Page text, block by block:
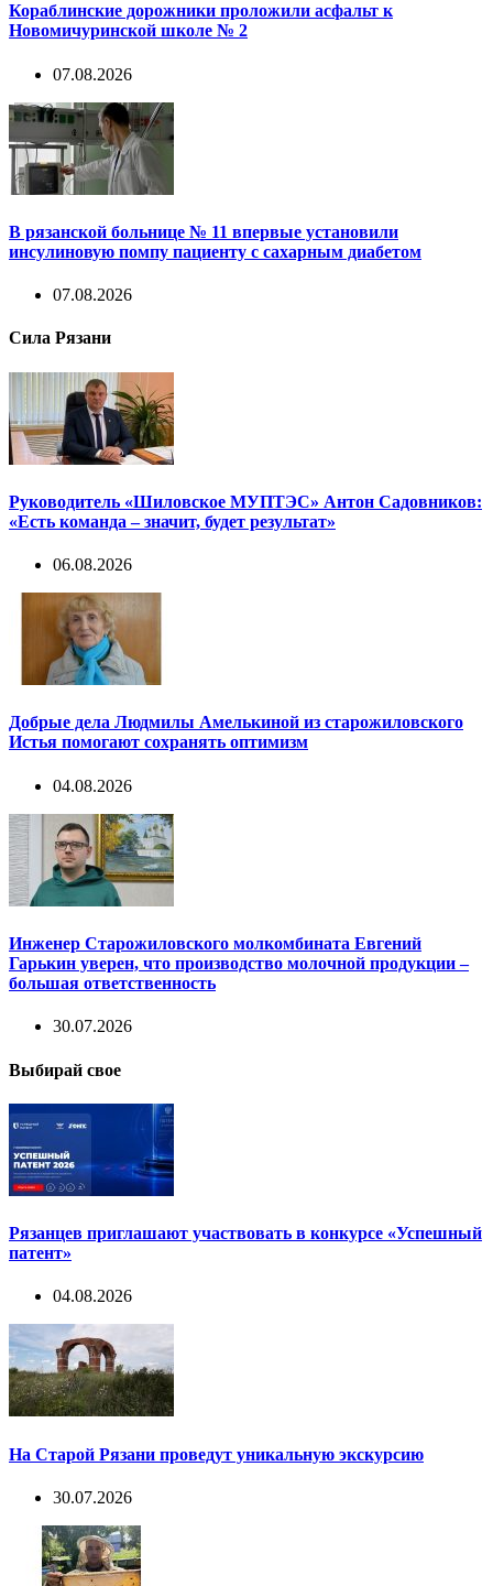
Кораблинские дорожники проложили асфальт к
Новомичуринской школе № 2
07.08.2026
В рязанской больнице № 11 впервые установили
инсулиновую помпу пациенту с сахарным диабетом
07.08.2026
Сила Рязани
Руководитель «Шиловское МУПТЭС» Антон Садовников:
«Есть команда – значит, будет результат»
06.08.2026
Добрые дела Людмилы Амелькиной из старожиловского
Истья помогают сохранять оптимизм
04.08.2026
Инженер Старожиловского молкомбината Евгений
Гарькин уверен, что производство молочной продукции –
большая ответственность
30.07.2026
Выбирай свое
Рязанцев приглашают участвовать в конкурсе «Успешный
патент»
04.08.2026
На Старой Рязани проведут уникальную экскурсию
30.07.2026